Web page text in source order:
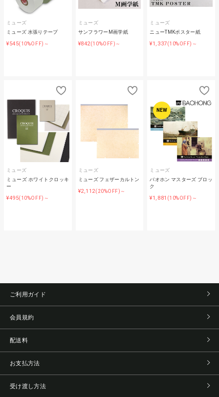
ミューズ
ミューズ 水張りテープ
¥545(10%OFF)～
ミューズ
サンフラワーM画学紙
¥842(10%OFF)～
ミューズ
ニューTMKポスター紙
¥1,337(10%OFF)～
ミューズ
ミューズ ホワイトクロッキ
ー
¥495(10%OFF)～
ミューズ
ミューズ フェザーカルトン
¥2,112(20%OFF)～
NEW
ミューズ
バオホン マスターズ ブロッ
ク
¥1,881 (10%OFF)～
ご利用ガイド
会員規約
配送料
お支払方法
受け渡し方法